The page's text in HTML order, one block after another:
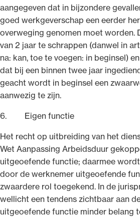
aangegeven dat in bijzondere
goed werkgeverschap een eerder
overweging genomen moet worden.
van 2 jaar te schrappen (danwel in
na: kan, toe te voegen: in beginsel)
dat bij een binnen twee jaar
geacht wordt in beginsel een
aanwezig te zijn.
6. Eigen functie
Het recht op uitbreiding van het
Wet Aanpassing Arbeidsduur
uitgeoefende functie; daarmee
door de werknemer uitgeoefende
zwaardere rol toegekend. In de
wellicht een tendens zichtbaar aan
uitgeoefende functie minder belang